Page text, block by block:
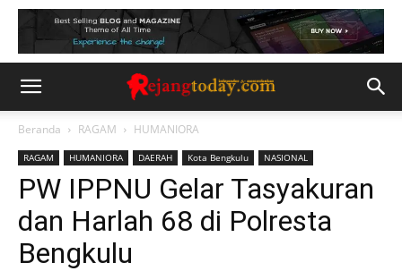
Beranda RAGAM HUMANIORA
RAGAM HUMANIORA DAERAH Kota Bengkulu NASIONAL
PW IPPNU Gelar Tasyakuran
dan Harlah 68 di Polresta
Bengkulu